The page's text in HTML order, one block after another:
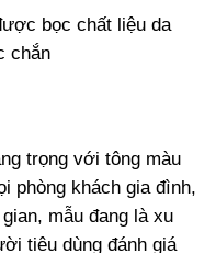
bọc chất liệu da
chắn
trọng với tông màu
phòng khách gia đình,
mẫu đang là xu
tiêu dùng đánh giá